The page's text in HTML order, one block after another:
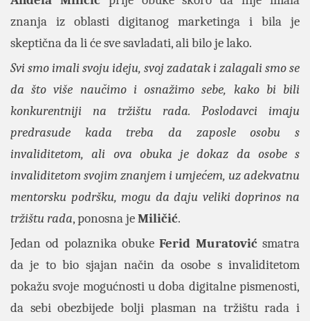
znanja iz oblasti digitanog marketinga i bila je
skeptična da li će sve savladati, ali bilo je lako.
Svi smo imali svoju ideju, svoj zadatak i zalagali smo se
da što više naučimo i osnažimo sebe, kako bi bili
konkurentniji na tržištu rada. Poslodavci imaju
predrasude kada treba da zaposle osobu s
invaliditetom, ali ova obuka je dokaz da osobe s
invaliditetom svojim znanjem i umjećem, uz adekvatnu
mentorsku podršku, mogu da daju veliki doprinos na
tržištu rada, ponosna jeMiličić.
Jedan od polaznika obukeFerid Muratovićsmatra
da je to bio sjajan način da osobe s invaliditetom
pokažu svoje mogućnosti u doba digitalne pismenosti,
da sebi obezbijede bolji plasman na tržištu rada i